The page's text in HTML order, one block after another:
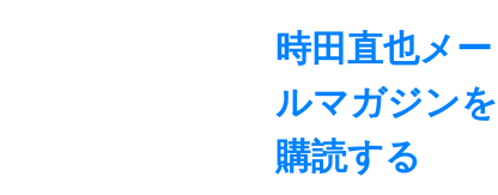
ン
時田直也メー
ルマガジンを
購読する